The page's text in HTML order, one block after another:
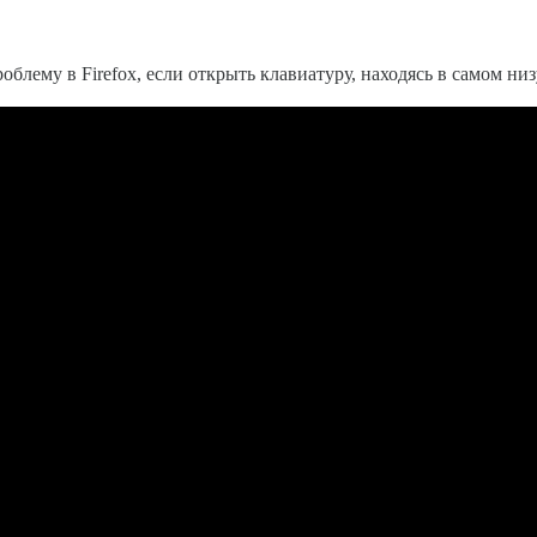
в Firefox, если открыть клавиатуру, находясь в самом